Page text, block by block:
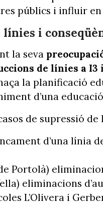
públics i influir
línies i
la seva
de línies a I3 i
la planificació
d’una
de supressió
d’una línia
Portolà)
eliminacions
L’Olivera i